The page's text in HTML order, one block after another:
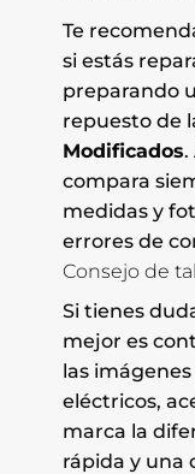
Te
si estás
preparando
repuesto de
Modificados.
compara
medidas y
errores de
Consejo de
Si tienes
mejor es
las
eléctricos,
marca la
rápida y una